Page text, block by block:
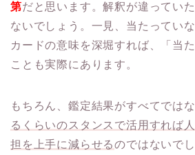
第だと思います。解釈が違ってい
ないでしょう。一見、当たってい
カードの意味を深堀すれば、「当
ことも実際にあります。
もちろん、鑑定結果がすべてではな
るくらいのスタンスで活用すれば
担を上手に減らせるのではないで